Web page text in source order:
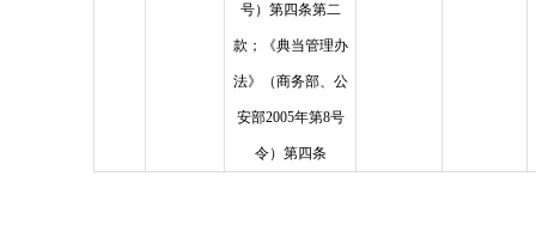
号）第四条第二
款；《典当管理办
法》（商务部、公
安部2005年第8号
令）第四条